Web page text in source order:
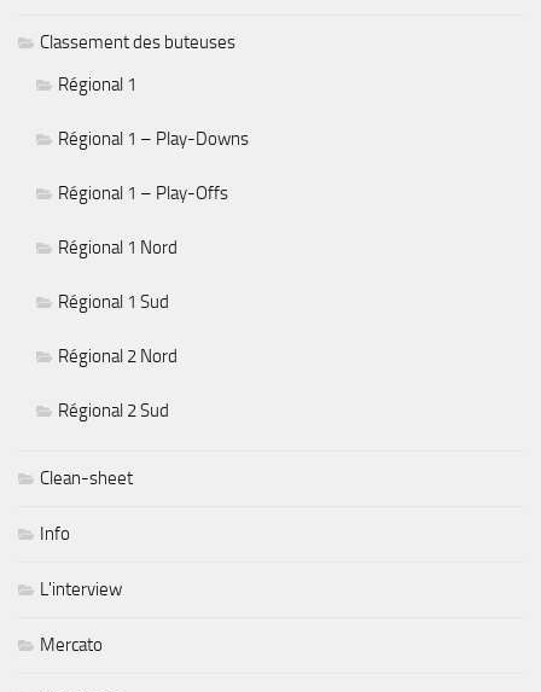
Classement des buteuses
Régional 1
Régional 1 – Play-Downs
Régional 1 – Play-Offs
Régional 1 Nord
Régional 1 Sud
Régional 2 Nord
Régional 2 Sud
Clean-sheet
Info
L'interview
Mercato